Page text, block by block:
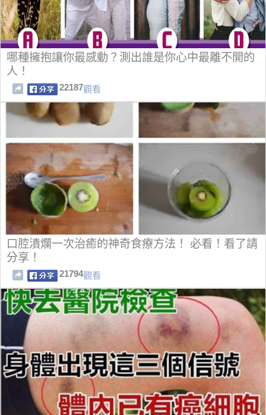
哪種擁抱讓你最感動？測出誰是你心中最離不開的
人！
22187觀看
口腔潰爛一次治癒的神奇食療方法！ 必看！看了請
分享！
21794觀看